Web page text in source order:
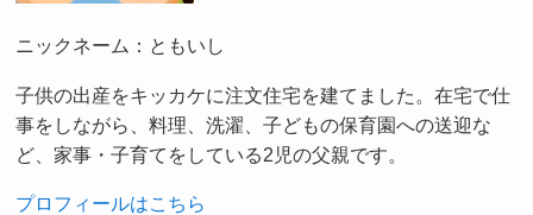
ニックネーム：ともいし
子供の出産をキッカケに注文住宅を建てました。在宅で仕
事をしながら、料理、洗濯、子どもの保育園への送迎な
ど、家事・子育てをしている2児の父親です。
プロフィールはこちら